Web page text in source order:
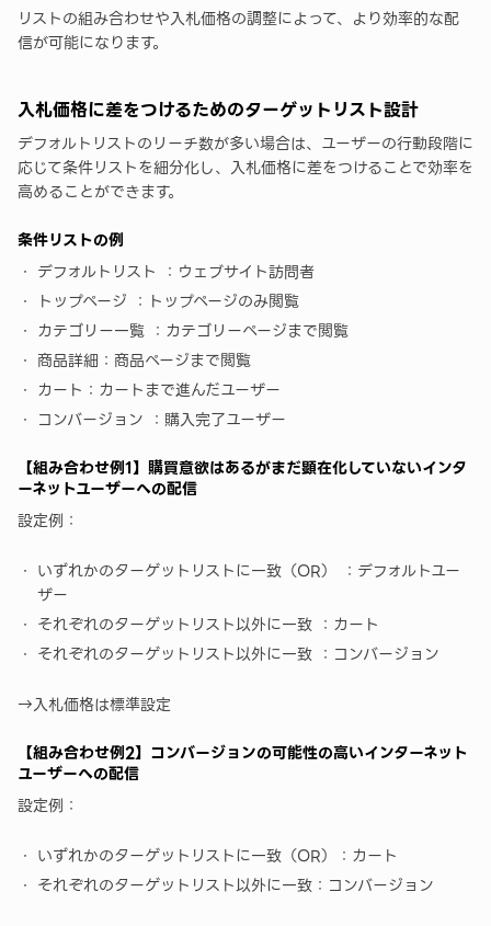
リストの組み合わせや入札価格の調整によって、より効率的な配
信が可能になります。
入札価格に差をつけるためのターゲットリスト設計
デフォルトリストのリーチ数が多い場合は、ユーザーの行動段階に
応じて条件リストを細分化し、入札価格に差をつけることで効率を
高めることができます。
条件リストの例
デフォルトリスト ：ウェブサイト訪問者
トップページ ：トップページのみ閲覧
カテゴリー一覧 ：カテゴリーページまで閲覧
商品詳細：商品ページまで閲覧
カート：カートまで進んだユーザー
コンバージョン ：購入完了ユーザー
【組み合わせ例1】購買意欲はあるがまだ顕在化していないインタ
ーネットユーザーへの配信
設定例：
いずれかのターゲットリストに一致（OR） ：デフォルトユー
ザー
それぞれのターゲットリスト以外に一致 ：カート
それぞれのターゲットリスト以外に一致 ：コンバージョン
→入札価格は標準設定
【組み合わせ例2】コンバージョンの可能性の高いインターネット
ユーザーへの配信
設定例：
いずれかのターゲットリストに一致（OR）：カート
それぞれのターゲットリスト以外に一致：コンバージョン